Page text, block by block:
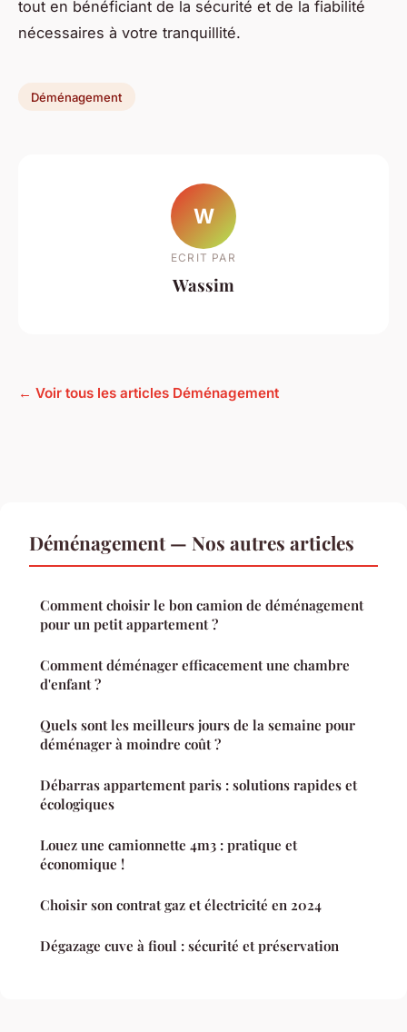
tout en bénéficiant de la sécurité et de la fiabilité
nécessaires à votre tranquillité.
Déménagement
W
ECRIT PAR
Wassim
← Voir tous les articles Déménagement
Déménagement — Nos autres articles
Comment choisir le bon camion de déménagement
pour un petit appartement ?
Comment déménager efficacement une chambre
d'enfant ?
Quels sont les meilleurs jours de la semaine pour
déménager à moindre coût ?
Débarras appartement paris : solutions rapides et
écologiques
Louez une camionnette 4m3 : pratique et
économique !
Choisir son contrat gaz et électricité en 2024
Dégazage cuve à fioul : sécurité et préservation